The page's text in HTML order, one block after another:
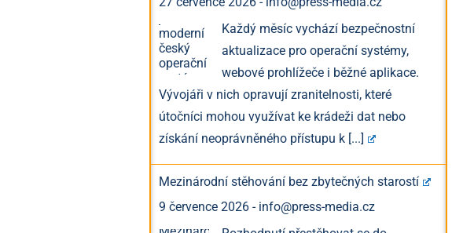
Každý měsíc vychází bezpečnostní
aktualizace pro operační systémy,
webové prohlížeče i běžné aplikace.
Vývojáři v nich opravují zranitelnosti, které
útočníci mohou využívat ke krádeži dat nebo
získání neoprávněného přístupu k [...]
Mezinárodní stěhování bez zbytečných starostí
9 července 2026 - info@press-media.cz